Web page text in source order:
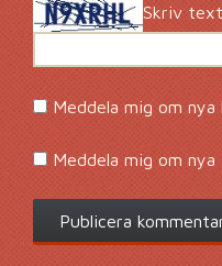
Skriv
Meddela mig om
Meddela mig om nya